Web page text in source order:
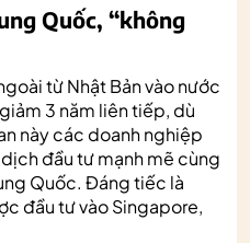
Quốc, “không
từ Nhật Bản vào nước
3 năm liên tiếp, dù
này các doanh nghiệp
đầu tư mạnh mẽ cùng
Quốc. Đáng tiếc là
đầu tư vào Singapore,